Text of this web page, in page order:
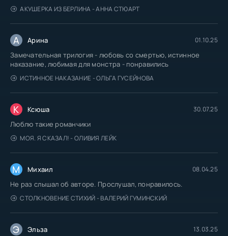
АКУШЕРКА ИЗ БЕРЛИНА - АННА СТЮАРТ
А Арина 01.10.25
Замечательная трилогия - любовь со смертью, истинное
наказание, любимая для монстра - понравились
ИСТИННОЕ НАКАЗАНИЕ - ОЛЬГА ГУСЕЙНОВА
К Ксюша 30.07.25
Люблю такие романчики
МОЯ. Я СКАЗАЛ! - ОЛИВИЯ ЛЕЙК
М Михаил 08.04.25
Не раз слышал об авторе. Прослушал, понравилось.
СТОЛКНОВЕНИЕ СТИХИЙ - ВАЛЕРИЙ ГУМИНСКИЙ
Э Эльза 13.03.25